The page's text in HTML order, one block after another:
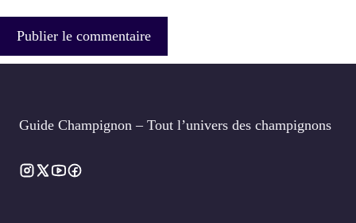
Guide Champignon – Tout l’univers des champignons